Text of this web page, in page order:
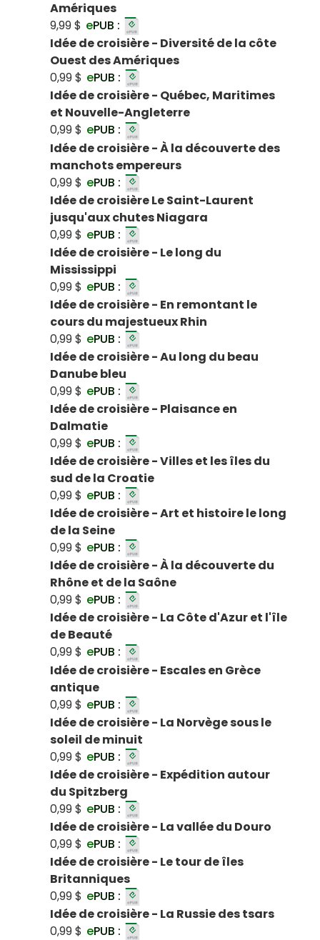
Amériques
9,99 $ ePUB :
Idée de croisière - Diversité de la côte
Ouest des Amériques
0,99 $ ePUB :
Idée de croisière - Québec, Maritimes
et Nouvelle-Angleterre
0,99 $ ePUB :
Idée de croisière - À la découverte des
manchots empereurs
0,99 $ ePUB :
Idée de croisière Le Saint-Laurent
jusqu'aux chutes Niagara
0,99 $ ePUB :
Idée de croisière - Le long du
Mississippi
0,99 $ ePUB :
Idée de croisière - En remontant le
cours du majestueux Rhin
0,99 $ ePUB :
Idée de croisière - Au long du beau
Danube bleu
0,99 $ ePUB :
Idée de croisière - Plaisance en
Dalmatie
0,99 $ ePUB :
Idée de croisière - Villes et les îles du
sud de la Croatie
0,99 $ ePUB :
Idée de croisière - Art et histoire le long
de la Seine
0,99 $ ePUB :
Idée de croisière - À la découverte du
Rhône et de la Saône
0,99 $ ePUB :
Idée de croisière - La Côte d'Azur et l'île
de Beauté
0,99 $ ePUB :
Idée de croisière - Escales en Grèce
antique
0,99 $ ePUB :
Idée de croisière - La Norvège sous le
soleil de minuit
0,99 $ ePUB :
Idée de croisière - Expédition autour
du Spitzberg
0,99 $ ePUB :
Idée de croisière - La vallée du Douro
0,99 $ ePUB :
Idée de croisière - Le tour de îles
Britanniques
0,99 $ ePUB :
Idée de croisière - La Russie des tsars
0,99 $ ePUB :